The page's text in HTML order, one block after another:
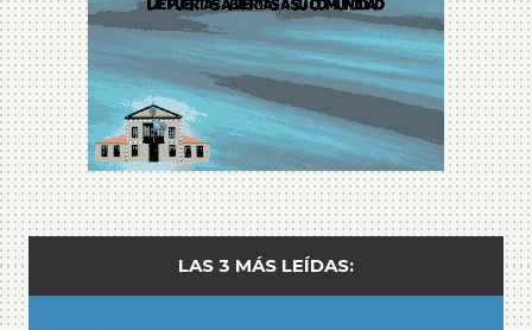
LAS 3 MÁS LEÍDAS: